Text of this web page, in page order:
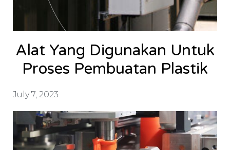
Alat Yang Digunakan Untuk
Proses Pembuatan Plastik
July 7, 2023